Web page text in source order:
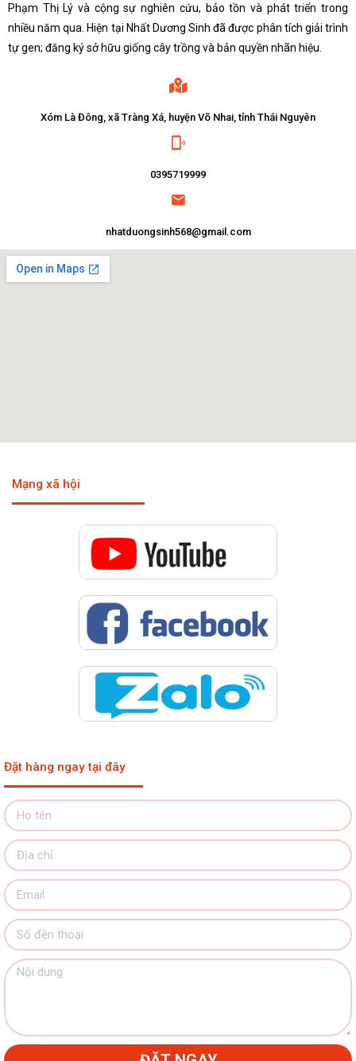
Phạm Thị Lý và cộng sự nghiên cứu, bảo tồn và phát triển trong
nhiều năm qua. Hiện tại Nhất Dương Sinh đã được phân tích giải trình
tự gen; đăng ký sở hữu giống cây trồng và bản quyền nhãn hiệu.
Xóm Là Đông, xã Tràng Xá, huyện Võ Nhai, tỉnh Thái Nguyên
0395719999
nhatduongsinh568@gmail.com
Mạng xã hội
Đặt hàng ngay tại đây